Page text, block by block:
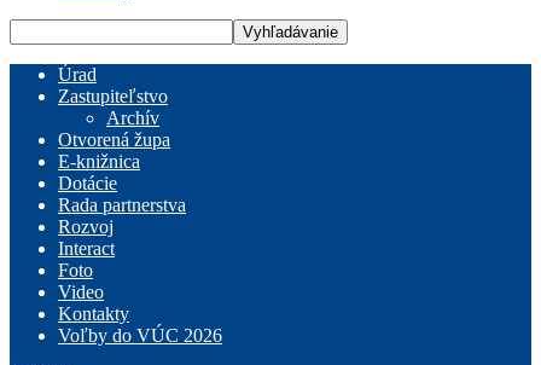
Úrad
Zastupiteľstvo
Archív
Otvorená župa
E-knižnica
Dotácie
Rada partnerstva
Rozvoj
Interact
Foto
Video
Kontakty
Voľby do VÚC 2026